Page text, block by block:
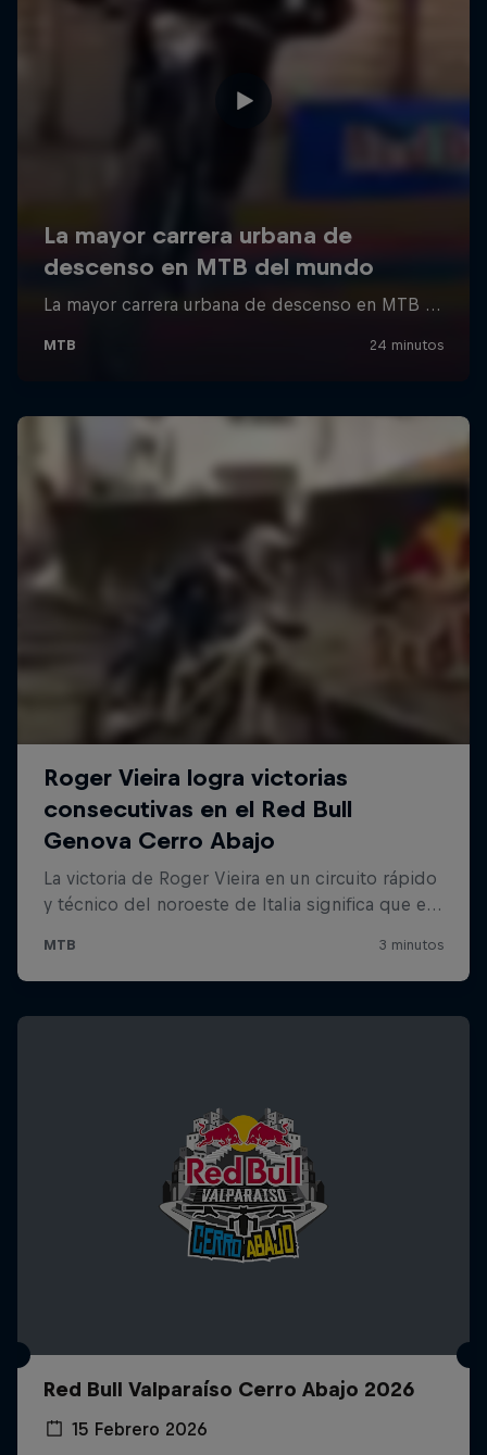
Red Bull Valparaíso Cerro Abajo 2026
15 Febrero 2026